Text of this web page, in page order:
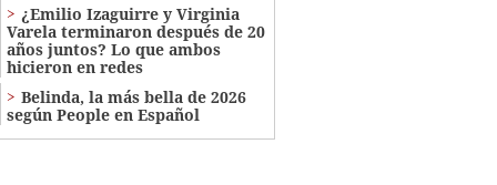
¿Emilio Izaguirre y Virginia
Varela terminaron después de 20
años juntos? Lo que ambos
hicieron en redes
Belinda, la más bella de 2026
según People en Español